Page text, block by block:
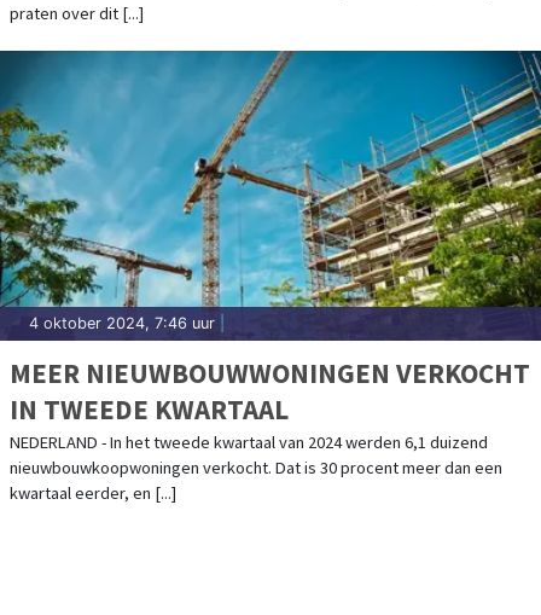
praten over dit [...]
4 oktober 2024, 7:46 uur
MEER NIEUWBOUWWONINGEN VERKOCHT
IN TWEEDE KWARTAAL
NEDERLAND - In het tweede kwartaal van 2024 werden 6,1 duizend
nieuwbouwkoopwoningen verkocht. Dat is 30 procent meer dan een
kwartaal eerder, en [...]